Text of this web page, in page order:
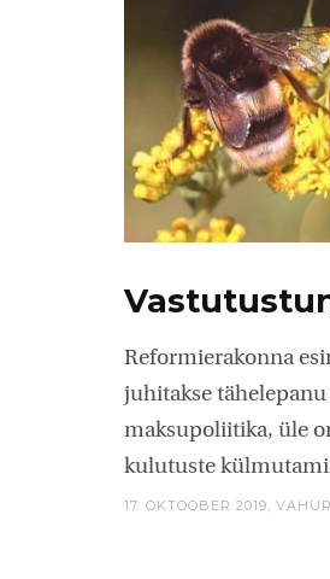
Reformierakonna
juhitakse
maksupoliitika, üle
kulutuste
17. OKTOOBER 2019,